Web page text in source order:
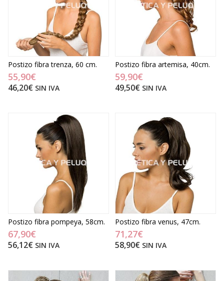
Postizo fibra trenza, 60 cm.
55,90€
46,20€ SIN IVA
Postizo fibra artemisa, 40cm.
59,90€
49,50€ SIN IVA
Postizo fibra pompeya, 58cm.
67,90€
56,12€ SIN IVA
Postizo fibra venus, 47cm.
71,27€
58,90€ SIN IVA